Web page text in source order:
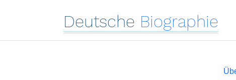
Deutsche Biographie